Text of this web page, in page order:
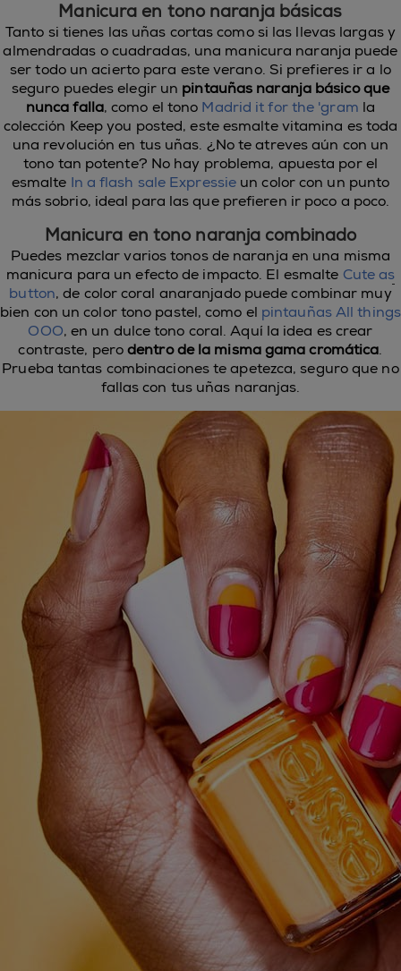
Manicura en tono naranja básicas
Tanto si tienes las uñas cortas como si las llevas largas y
almendradas o cuadradas, una manicura naranja puede
ser todo un acierto para este verano. Si prefieres ir a lo
seguro puedes elegir un pintauñas naranja básico que
nunca falla, como el tono Madrid it for the 'gram la
colección Keep you posted, este esmalte vitamina es toda
una revolución en tus uñas. ¿No te atreves aún con un
tono tan potente? No hay problema, apuesta por el
esmalte In a flash sale Expressie un color con un punto
más sobrio, ideal para las que prefieren ir poco a poco.
Manicura en tono naranja combinado
Puedes mezclar varios tonos de naranja en una misma
manicura para un efecto de impacto. El esmalte Cute as
button, de color coral anaranjado puede combinar muy
bien con un color tono pastel, como el pintauñas All things
OOO, en un dulce tono coral. Aquí la idea es crear
contraste, perodentro de la misma gama cromática.
Prueba tantas combinaciones te apetezca, seguro que no
fallas con tus uñas naranjas.